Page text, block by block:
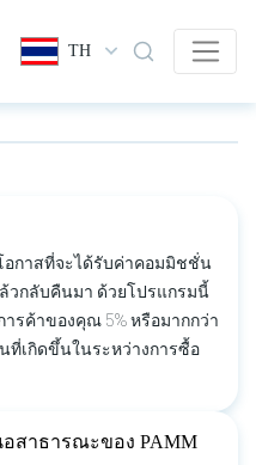
TH
อกาสที่จะได้รับค่าคอมมิชชั่น
วกลับคืนมา ด้วยโปรแกรมนี้
รค้าของคุณ 5% หรือมากกว่า
ที่เกิดขึ้นในระหว่างการซื้อ
สาธารณะของ PAMM